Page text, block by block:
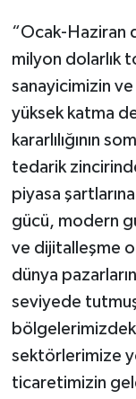
“Ocak-Haziran
milyon dolarlık
sanayicimizin ve
yüksek katma
kararlılığının
tedarik
piyasa
gücü, modern
ve dijitalleşme
dünya
seviyede
sektörlerimize
ticaretimizin